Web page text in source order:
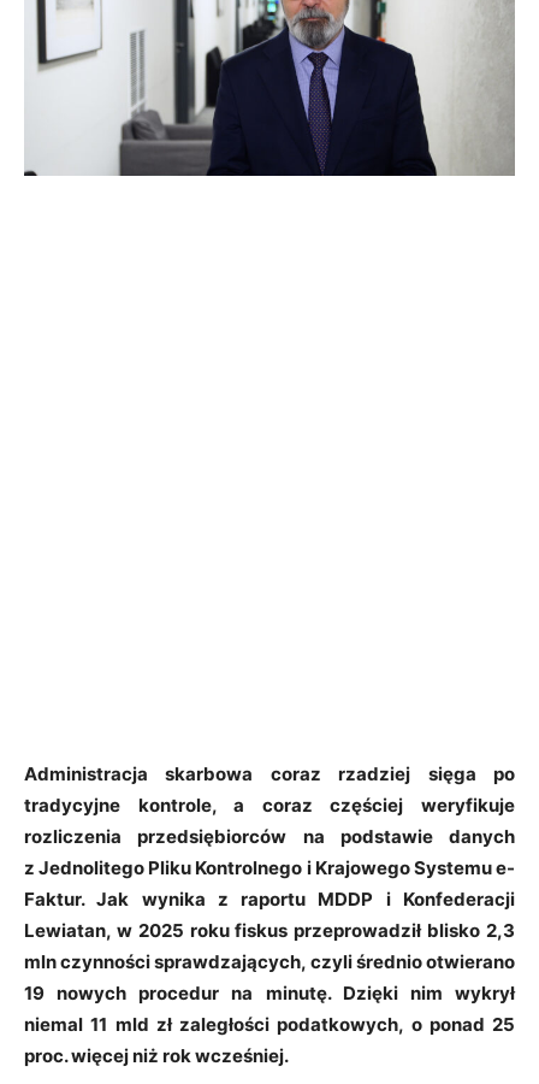
Administracja skarbowa coraz rzadziej sięga po
tradycyjne kontrole, a coraz częściej weryfikuje
rozliczenia przedsiębiorców na podstawie danych
z Jednolitego Pliku Kontrolnego i Krajowego Systemu e-
Faktur. Jak wynika z raportu MDDP i Konfederacji
Lewiatan, w 2025 roku fiskus przeprowadził blisko 2,3
mln czynności sprawdzających, czyli średnio otwierano
19 nowych procedur na minutę. Dzięki nim wykrył
niemal 11 mld zł zaległości podatkowych, o ponad 25
proc. więcej niż rok wcześniej.